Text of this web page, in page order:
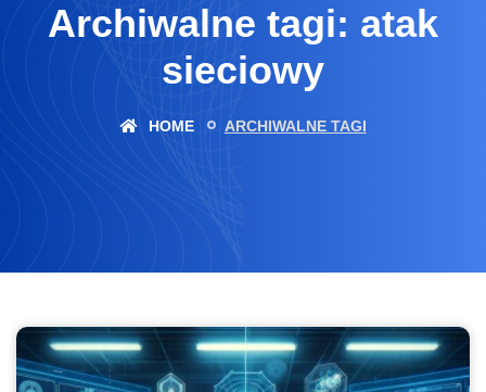
Archiwalne tagi: atak
sieciowy
HOME ARCHIWALNE TAGI